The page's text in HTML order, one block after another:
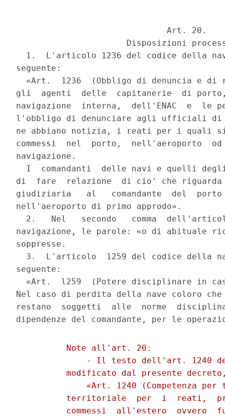
                              Art. 20.
Disposizioni
1.  L'articolo 1236 del codice della
seguente:
«Art.  1236  (Obbligo di denuncia e di
gli  agenti  delle  capitanerie  di porto,
navigazione  interna,  dell'ENAC  e  le
l'obbligo di denunciare agli ufficiali di
ne abbiano notizia, i reati per i quali si
commessi  nel  porto,  nell'aeroporto
navigazione.
I  comandanti  delle navi e quelli
di  fare  relazione  di cio' che
giudiziaria   al   comandante  del
nell'aeroporto di primo approdo».
2.   Nel   secondo   comma
navigazione, le parole: «o di abituale
soppresse.
3.  L'articolo  1259 del codice della
seguente:
«Art.  l259  (Potere disciplinare in
Nel caso di perdita della nave coloro che
restano  soggetti  alle  norme
          Note all'art. 20:
- Il testo dell'art. 1240
modificato dal presente
«Art. 1240 (Competenza per
territoriale  per  i  reati,
commessi  all'estero  ovvero